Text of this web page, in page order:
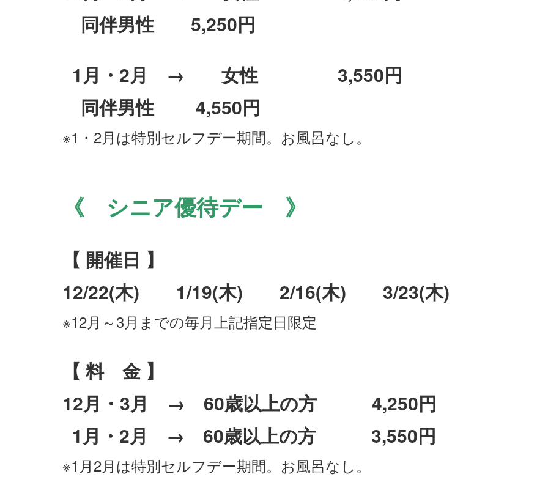
同伴男性 5,250円
1月・2月 → 女性 3,550円
同伴男性 4,550円
※1・2月は特別セルフデー期間。お風呂なし。
《 シニア優待デー 》
【 開催日 】
12/22(木) 1/19(木) 2/16(木) 3/23(木)
※12月～3月までの毎月上記指定日限定
【 料 金 】
12月・3月 → 60歳以上の方 4,250円
1月・2月 → 60歳以上の方 3,550円
※1月2月は特別セルフデー期間。お風呂なし。